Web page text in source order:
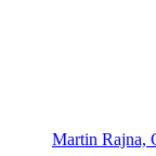
Martin Rajna,